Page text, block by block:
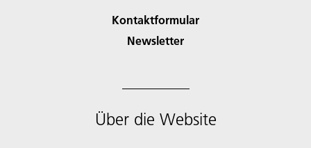
Kontaktformular
Newsletter
Über die Website